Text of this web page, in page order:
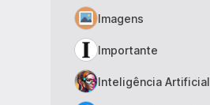
Imagens
Importante
Inteligência Artificial